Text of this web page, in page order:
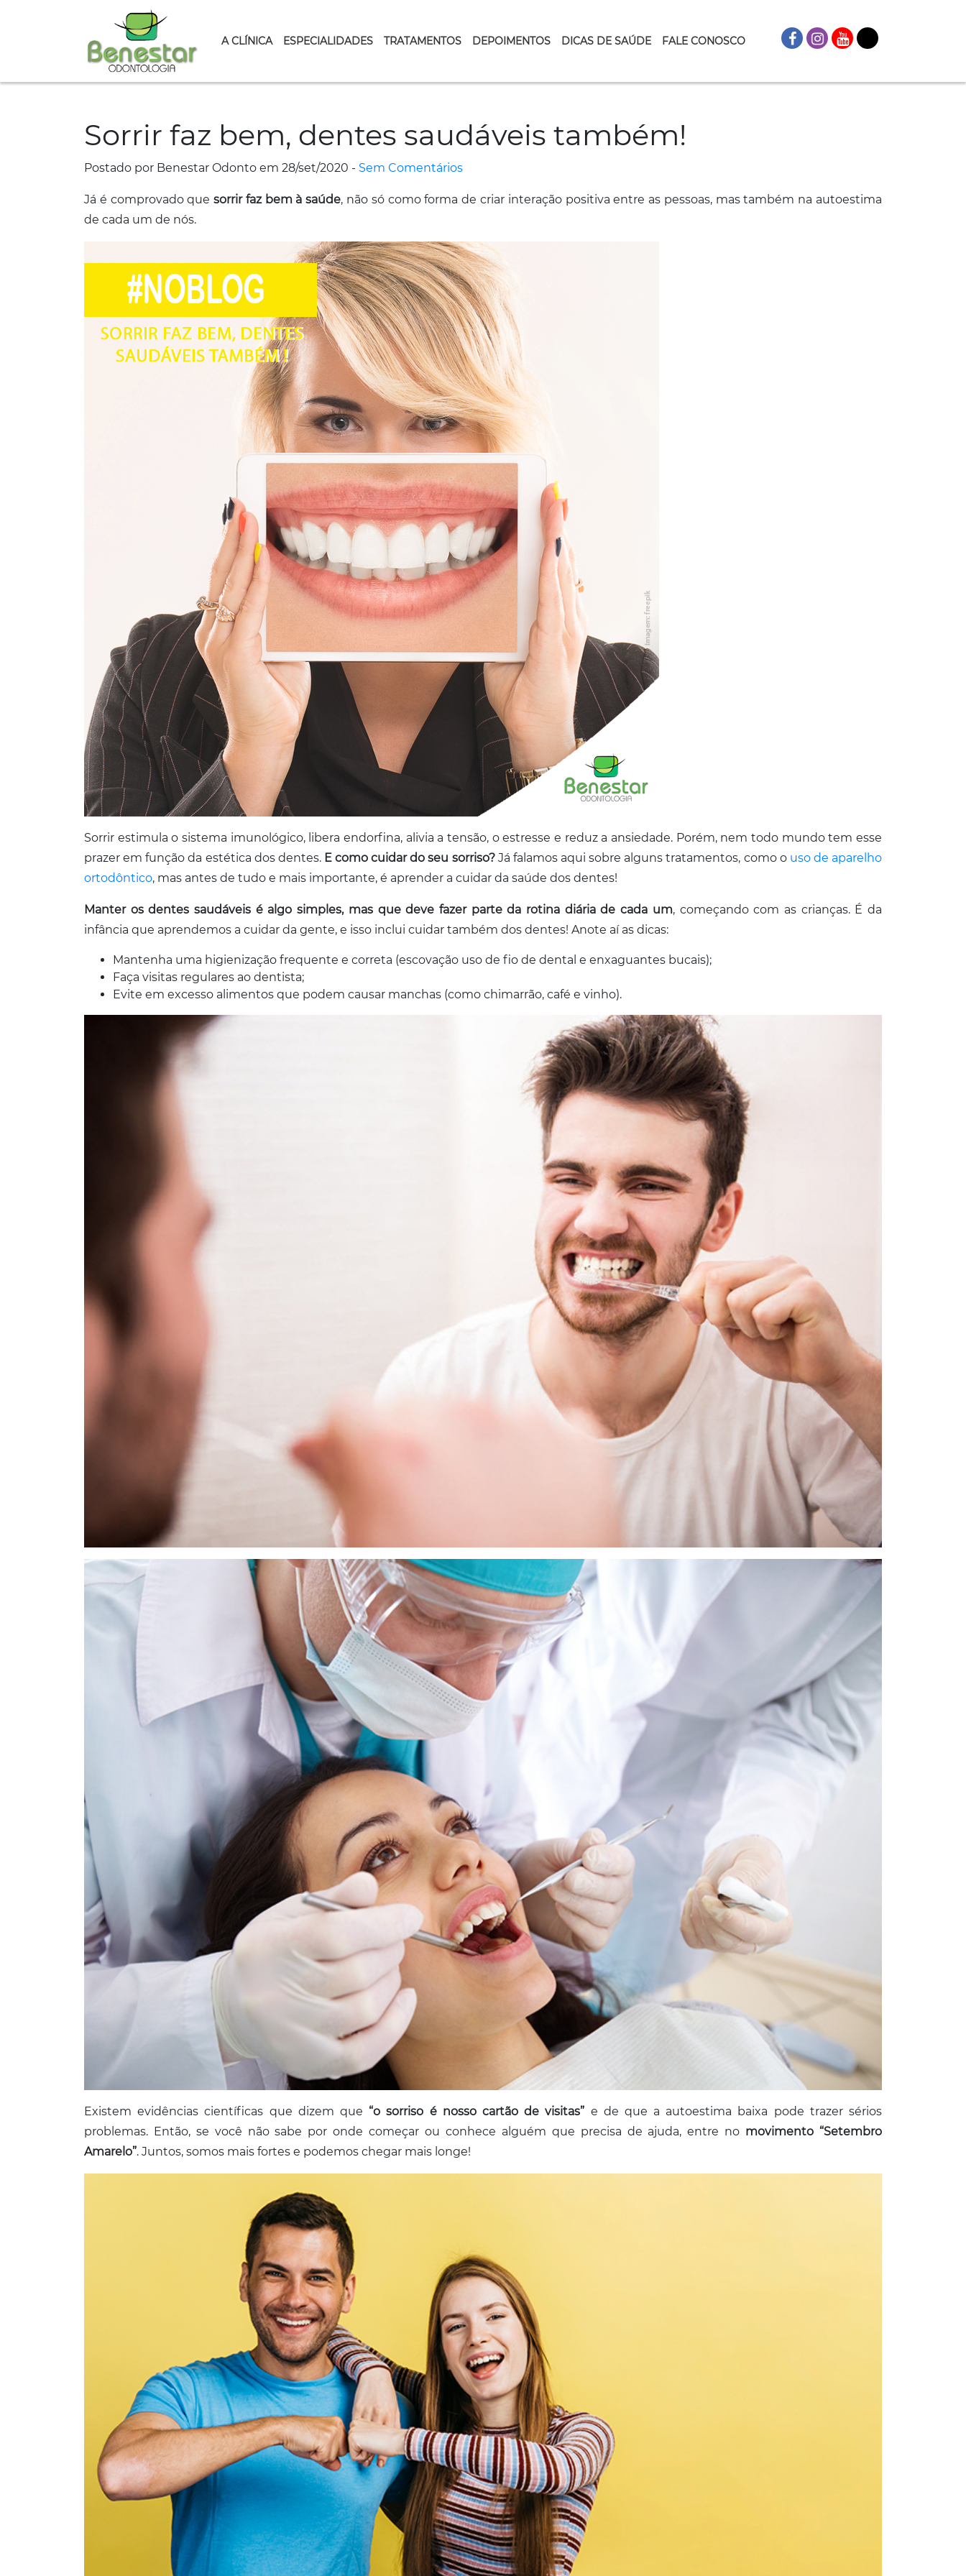
A CLÍNICA ESPECIALIDADES TRATAMENTOS DEPOIMENTOS DICAS DE SAÚDE FALE CONOSCO
Sorrir faz bem, dentes saudáveis também!
Postado por Benestar Odonto em 28/set/2020 - Sem Comentários
Já é comprovado quesorrir faz bem à saúde, não só como forma de criar interação positiva entre as pessoas, mas também na autoestima
de cada um de nós.
Sorrir estimula o sistema imunológico, libera endorfina, alivia a tensão, o estresse e reduz a ansiedade. Porém, nem todo mundo tem esse
prazer em função da estética dos dentes. E como cuidar do seu sorriso? Já falamos aqui sobre alguns tratamentos, como o uso de aparelho
ortodôntico, mas antes de tudo e mais importante, é aprender a cuidar da saúde dos dentes!
Manter os dentes saudáveis é algo simples, mas que deve fazer parte da rotina diária de cada um, começando com as crianças. É da
infância que aprendemos a cuidar da gente, e isso inclui cuidar também dos dentes! Anote aí as dicas:
Mantenha uma higienização frequente e correta (escovação uso de fio de dental e enxaguantes bucais);
Faça visitas regulares ao dentista;
Evite em excesso alimentos que podem causar manchas (como chimarrão, café e vinho).
Existem evidências científicas que dizem que “o sorriso é nosso cartão de visitas” e de que a autoestima baixa pode trazer sérios
problemas. Então, se você não sabe por onde começar ou conhece alguém que precisa de ajuda, entre no movimento “Setembro
Amarelo”. Juntos, somos mais fortes e podemos chegar mais longe!